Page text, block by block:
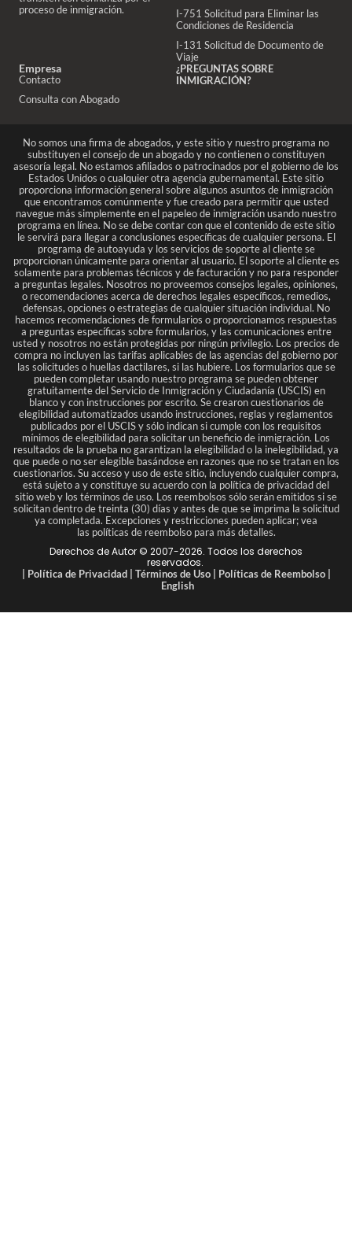
proceso de inmigración.
I-751 Solicitud para Eliminar las
Condiciones de Residencia
I-131 Solicitud de Documento de
Viaje
Empresa
Contacto
Consulta con Abogado
¿PREGUNTAS SOBRE
INMIGRACIÓN?
No somos una firma de abogados, y este sitio y nuestro programa no
substituyen el consejo de un abogado y no contienen o constituyen
asesoría legal. No estamos afiliados o patrocinados por el gobierno de los
Estados Unidos o cualquier otra agencia gubernamental. Este sitio
proporciona información general sobre algunos asuntos de inmigración
que encontramos comúnmente y fue creado para permitir que usted
navegue más simplemente en el papeleo de inmigración usando nuestro
programa en línea. No se debe contar con que el contenido de este sitio
le servirá para llegar a conclusiones específicas de cualquier persona. El
programa de autoayuda y los servicios de soporte al cliente se
proporcionan únicamente para orientar al usuario. El soporte al cliente es
solamente para problemas técnicos y de facturación y no para responder
a preguntas legales. Nosotros no proveemos consejos legales, opiniones,
o recomendaciones acerca de derechos legales específicos, remedios,
defensas, opciones o estrategias de cualquier situación individual. No
hacemos recomendaciones de formularios o proporcionamos respuestas
a preguntas específicas sobre formularios, y las comunicaciones entre
usted y nosotros no están protegidas por ningún privilegio. Los precios de
compra no incluyen las tarifas aplicables de las agencias del gobierno por
las solicitudes o huellas dactilares, si las hubiere. Los formularios que se
pueden completar usando nuestro programa se pueden obtener
gratuitamente del Servicio de Inmigración y Ciudadanía (USCIS) en
blanco y con instrucciones por escrito. Se crearon cuestionarios de
elegibilidad automatizados usando instrucciones, reglas y reglamentos
publicados por el USCIS y sólo indican si cumple con los requisitos
mínimos de elegibilidad para solicitar un beneficio de inmigración. Los
resultados de la prueba no garantizan la elegibilidad o la inelegibilidad, ya
que puede o no ser elegible basándose en razones que no se tratan en los
cuestionarios. Su acceso y uso de este sitio, incluyendo cualquier compra,
está sujeto a y constituye su acuerdo con la política de privacidad del
sitio web y los términos de uso. Los reembolsos sólo serán emitidos si se
solicitan dentro de treinta (30) días y antes de que se imprima la solicitud
ya completada. Excepciones y restricciones pueden aplicar; vea
las políticas de reembolso para más detalles.
Derechos de Autor © 2007-2026. Todos los derechos
reservados.
Política de Privacidad| Términos de Uso| Políticas de Reembolso|
English